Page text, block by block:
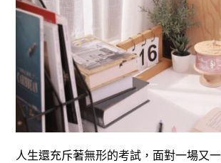
人生還充斥著無形的考試，面對一場又